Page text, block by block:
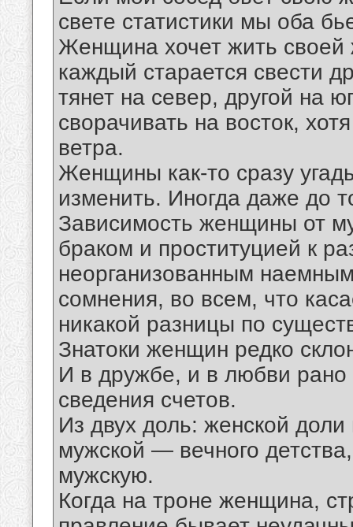
свете статистики мы оба
Женщина хочет жить
каждый старается свести
тянет на север, другой на
сворачивать на восток,
ветра.
Женщины как-то сразу
изменить. Иногда даже до
Зависимость женщины от
браком и проституцией к
неорганизованным
сомнения, во всем, что
никакой разницы по
Знатоки женщин редко
И в дружбе, и в любви рано
сведения счетов.
Из двух доль: женской доли
мужской — вечного
мужскую.
Когда на троне женщина,